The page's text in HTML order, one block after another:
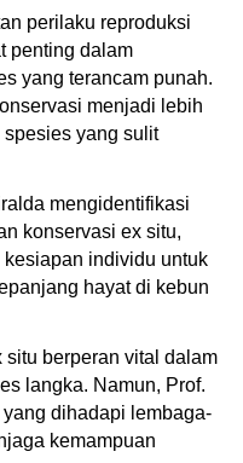
perilaku reproduksi
penting dalam
yang terancam punah.
menjadi lebih
spesies yang sulit
mengidentifikasi
konservasi ex situ,
individu untuk
hayat di kebun
situ berperan vital dalam
langka. Namun, Prof.
dihadapi lembaga-
kemampuan